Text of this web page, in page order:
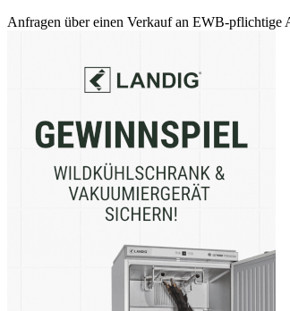
Anfragen über einen Verkauf an EWB-pflichtige